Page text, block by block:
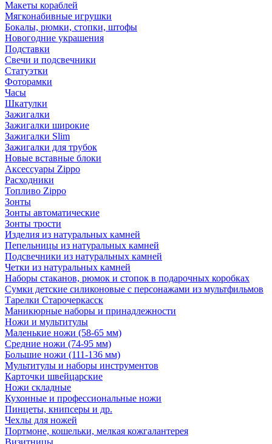
Макеты кораблей
Мягконабивные игрушки
Бокалы, рюмки, стопки, штофы
Новогодние украшения
Подставки
Свечи и подсвечники
Статуэтки
Фоторамки
Часы
Шкатулки
Зажигалки
Зажигалки широкие
Зажигалки Slim
Зажигалки для трубок
Новые вставные блоки
Аксессуары Zippo
Расходники
Топливо Zippo
Зонты
Зонты автоматические
Зонты трости
Изделия из натуральных камней
Пепельницы из натуральных камней
Подсвечники из натуральных камней
Четки из натуральных камней
Наборы стаканов, рюмок и стопок в подарочных коробках
Сумки детские силиконовые с персонажами из мультфильмов
Тарелки Старочеркасск
Маникюрные наборы и принадлежности
Ножи и мультитулы
Маленькие ножи (58-65 мм)
Средние ножи (74-95 мм)
Большие ножи (111-136 мм)
Мультитулы и наборы инструментов
Карточки швейцарские
Ножи складные
Кухонные и профессиональные ножи
Пинцеты, книпсеры и др.
Чехлы для ножей
Портмоне, кошельки, мелкая кожгалантерея
Визитницы